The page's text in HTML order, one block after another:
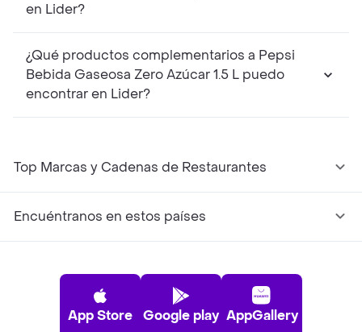
en Lider?
¿Qué productos complementarios a Pepsi
Bebida Gaseosa Zero Azúcar 1.5 L puedo
encontrar en Lider?
Top Marcas y Cadenas de Restaurantes
Encuéntranos en estos países
App Store Google play AppGallery